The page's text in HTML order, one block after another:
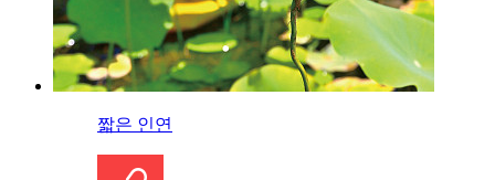
짧은 인연